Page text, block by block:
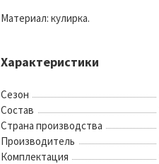
Материал: кулирка.
Характеристики
Сезон
Состав
Страна производства
Производитель
Комплектация